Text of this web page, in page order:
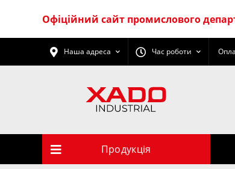
Офіційний сайт промислового
Наша адреса Час роботи
Продукція